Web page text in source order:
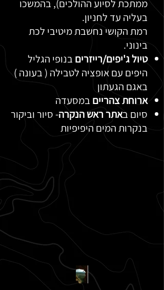
ממתכת לסיוע ההולכים), בהמשכו
בעליה עד לחניון.
רמת הקושי נחשבת מיטיבי לכת
בינוני.
טיול ג'יפים/רייזרים בנופי הגליל
היפים עם אופציה לטבילה ( בעונה )
באגם הגעתון
ארוחת צהריים במסעדה
סיום באתר ראש הנקרה- סיור וביקור
בנקרות המים היפיפיות